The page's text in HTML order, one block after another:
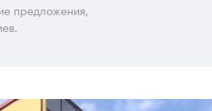
предложения,